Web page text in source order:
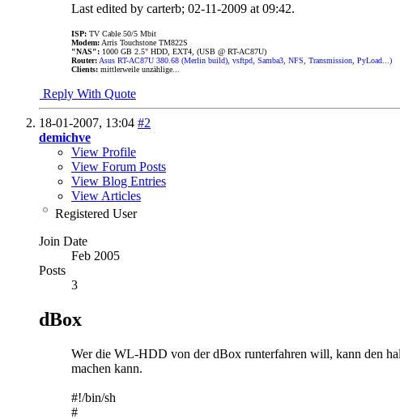
Last edited by carterb; 02-11-2009 at 09:42.
ISP: TV Cable 50/5 Mbit
Modem: Arris Touchstone TM822S
"NAS": 1000 GB 2.5" HDD, EXT4, (USB @ RT-AC87U)
Router: Asus RT-AC87U 380.68 (Merlin build), vsftpd, Samba3, NFS, Transmission, PyLoad...)
Clients: mittlerweile unzählige...
Reply With Quote
18-01-2007, 13:04 #2
demichve
View Profile
View Forum Posts
View Blog Entries
View Articles
Registered User
Join Date
Feb 2005
Posts
3
dBox
Wer die WL-HDD von der dBox runterfahren will, kann den
machen kann.
#!/bin/sh
#